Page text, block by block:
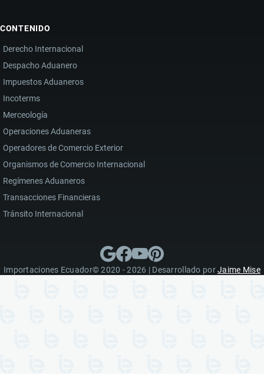
CONTENIDO
Derecho Internacional
Despacho Aduanero
Impuestos Aduaneros
Incoterms
Merceología
Operaciones Aduaneras
Operadores de Comercio Exterior
Organismos de Comercio Internacional
Regímenes Aduaneros
Transacciones Financieras
Tránsito Internacional
Importaciones Ecuador© 2020 - 2026 | Desarrollado porJaime Mise